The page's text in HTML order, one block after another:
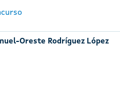
Oreste Rodríguez López